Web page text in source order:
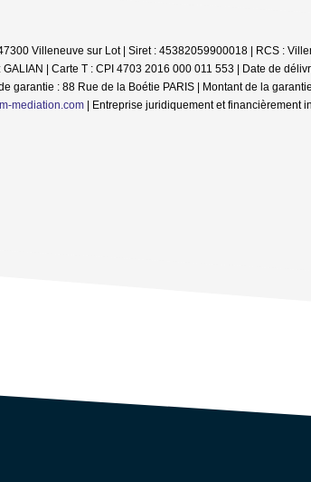
Villeneuve sur Lot | Siret : 45382059900018 | RCS :
| Carte T : CPI 4703 2016 000 011 553 | Date de
garantie : 88 Rue de la Boétie PARIS | Montant de la
mediation.com Entreprise juridiquement et financièrement